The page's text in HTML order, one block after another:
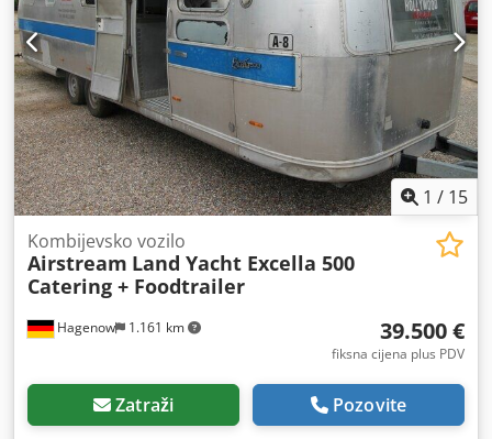
1 / 15
Hagenow 1.161 km
Kombijevsko vozilo
Airstream Land Yacht Excella 500
Catering + Foodtrailer
39.500 €
fiksna cijena plus PDV
Zatraži Pozovite